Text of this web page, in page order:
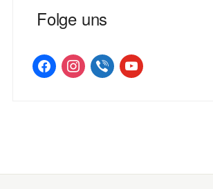
Folge uns
facebookinstagramviber youtube